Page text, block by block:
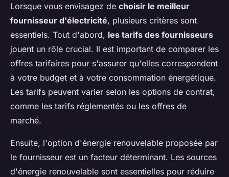
Lorsque vous envisagez de choisir le meilleur
fournisseur d'électricité, plusieurs critères sont
essentiels. Tout d'abord, les tarifs des fournisseurs
jouent un rôle crucial. Il est important de comparer les
offres tarifaires pour s'assurer qu'elles correspondent
à votre budget et à votre consommation énergétique.
Les tarifs peuvent varier selon les options de contrat,
comme les tarifs réglementés ou les offres de
marché.
Ensuite, l'option d'énergie renouvelable proposée par
le fournisseur est un facteur déterminant. Les sources
d'énergie renouvelable sont essentielles pour réduire